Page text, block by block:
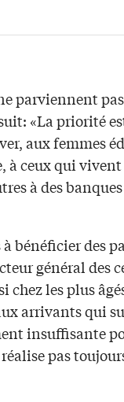
parviennent
«La priorité
aux femmes
à ceux qui vivent
à des banques
bénéficier des
général des
chez les plus
arrivants qui
insuffisante
pas